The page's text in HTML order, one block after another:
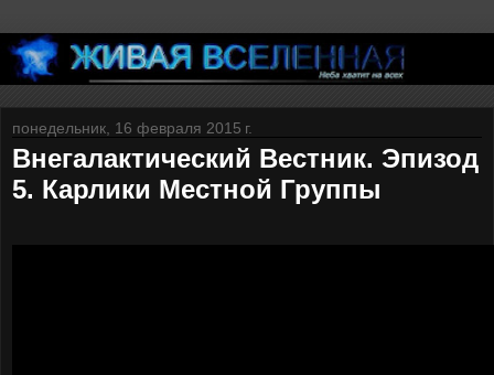
понедельник, 16 февраля 2015 г.
Внегалактический Вестник. Эпизод
5. Карлики Местной Группы